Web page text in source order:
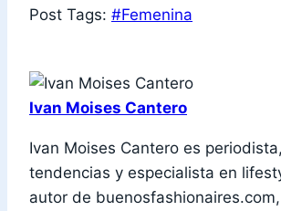
Post Tags: #Femenina
Ivan Moises Cantero
Ivan Moises Cantero es
tendencias y especialista en
autor de